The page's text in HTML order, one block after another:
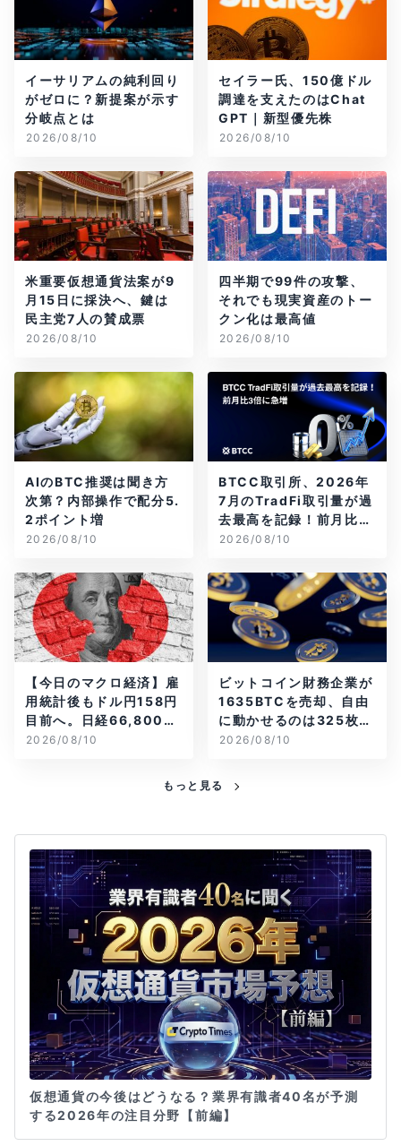
イーサリアムの純利回り
がゼロに？新提案が示す
分岐点とは
2026/08/10
セイラー氏、150億ドル
調達を支えたのはChat
GPT｜新型優先株
2026/08/10
米重要仮想通貨法案が9
月15日に採決へ、鍵は
民主党7人の賛成票
2026/08/10
四半期で99件の攻撃、
それでも現実資産のトー
クン化は最高値
2026/08/10
AIのBTC推奨は聞き方
次第？内部操作で配分5.
2ポイント増
2026/08/10
BTCC取引所、2026年
7月のTradFi取引量が過
去最高を記録！前月比3
倍に急増
2026/08/10
【今日のマクロ経済】雇
用統計後もドル円158円
目前へ。日経66,800円
台に急伸
2026/08/10
ビットコイン財務企業が
1635BTCを売却、自由
に動かせるのは325枚だ
け
2026/08/10
もっと見る
仮想通貨の今後はどうなる？業界有識者40名が予測
する2026年の注目分野【前編】